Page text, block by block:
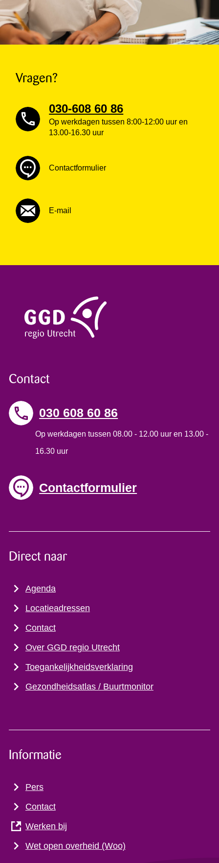
Vragen?
030-608 60 86
Op werkdagen tussen 8:00-12:00 uur en
13.00-16.30 uur
Contactformulier
E-mail
Contact
030 608 60 86
Op werkdagen tussen 08.00 - 12.00 uur en 13.00 -
16.30 uur
Contactformulier
Direct naar
Agenda
Locatieadressen
Contact
Over GGD regio Utrecht
Toegankelijkheidsverklaring
Gezondheidsatlas / Buurtmonitor
Informatie
Pers
Contact
Werken bij
Wet open overheid (Woo)